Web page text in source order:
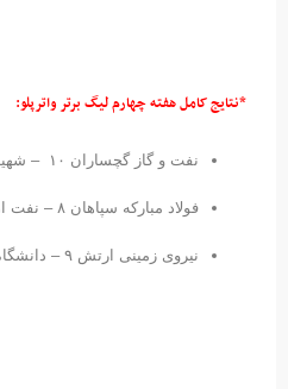
*نتایج کامل هفته چهارم لیگ برتر واترپلو:
نفت و گاز گچساران ۱۰ – شهید نوفلاح ۸
فولاد مبارکه سپاهان ۸ – نفت امیدیه ۶
نیروی زمینی ارتش ۹ – دانشگاه آزاد اسلامی ۸